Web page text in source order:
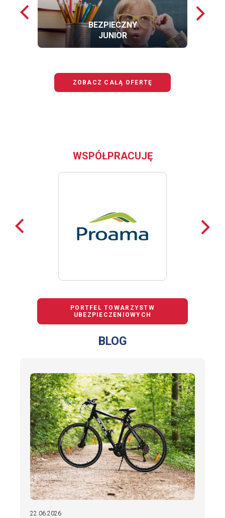
Poprzednie
loga
BEZPIECZNY
JUNIOR
loga
ZOBACZ CAŁĄ OFERTĘ
WSPÓŁPRACUJĘ
Poprzednie
loga
loga
PORTFEL TOWARZYSTW
UBEZPIECZENIOWYCH
BLOG
22.06.2026